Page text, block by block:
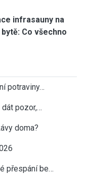
infrasauny na
Co všechno
potraviny…
pozor,…
doma?
přespání be…